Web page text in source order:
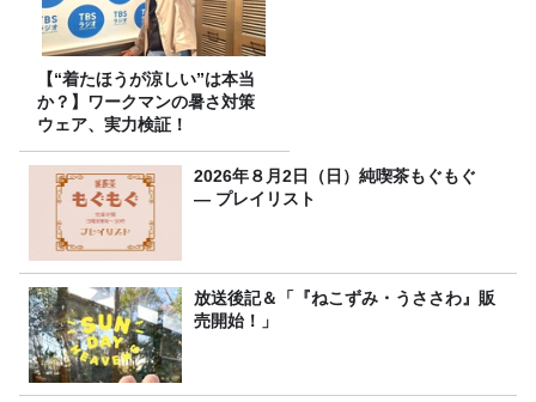
【“着たほうが涼しい”は本当
か？】ワークマンの暑さ対策
ウェア、実力検証！
2026年８月2日（日）純喫茶もぐもぐ
― プレイリスト
放送後記＆「『ねこずみ・うささわ』販
売開始！」